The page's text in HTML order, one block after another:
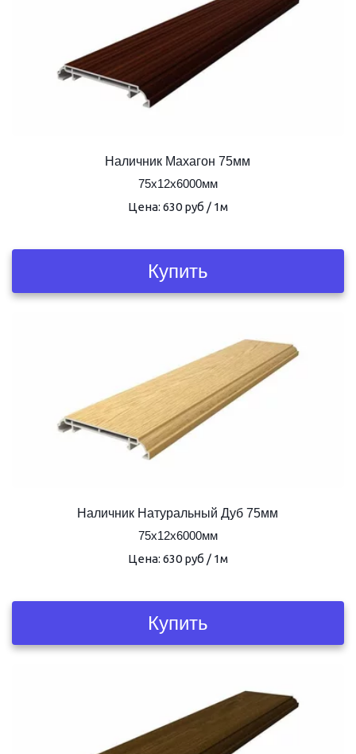
Наличник Махагон 75мм
75х12х6000мм
Цена: 630 руб / 1м
Купить
Наличник Натуральный Дуб 75мм
75х12х6000мм
Цена: 630 руб / 1м
Купить